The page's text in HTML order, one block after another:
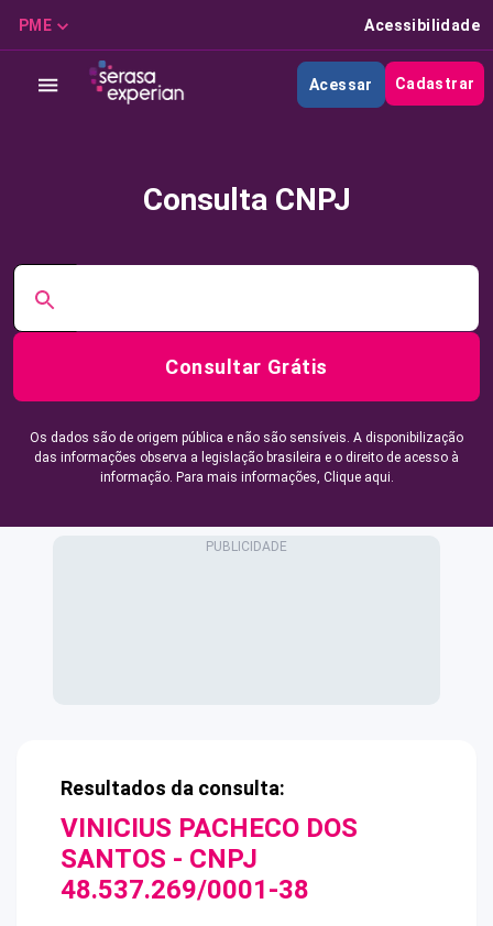
PME Acessibilidade
Acessar Cadastrar
Consulta CNPJ
Consultar Grátis
Os dados são de origem pública e não são sensíveis. A disponibilização
das informações observa a legislação brasileira e o direito de acesso à
informação. Para mais informações, Clique aqui.
Resultados da consulta:
VINICIUS PACHECO DOS
SANTOS - CNPJ
48.537.269/0001-38